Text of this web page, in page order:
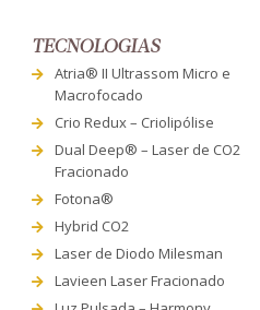
TECNOLOGIAS
Atria® II Ultrassom Micro e
Macrofocado
Crio Redux – Criolipólise
Dual Deep® – Laser de CO2
Fracionado
Fotona®
Hybrid CO2
Laser de Diodo Milesman
Lavieen Laser Fracionado